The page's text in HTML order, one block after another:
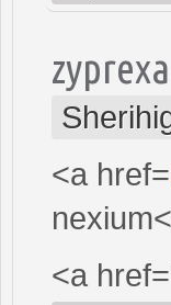
<a href=
<a